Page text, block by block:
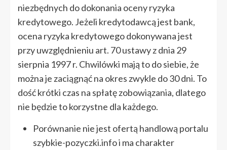
niezbędnych do dokonania oceny ryzyka
kredytowego. Jeżeli kredytodawcą jest bank,
ocena ryzyka kredytowego dokonywana jest
przy uwzględnieniu art. 70 ustawy z dnia 29
sierpnia 1997 r. Chwilówki mają to do siebie, że
można je zaciągnąć na okres zwykle do 30 dni. To
dość krótki czas na spłatę zobowiązania, dlatego
nie będzie to korzystne dla każdego.
Porównanie nie jest ofertą handlową portalu
szybkie-pozyczki.info i ma charakter